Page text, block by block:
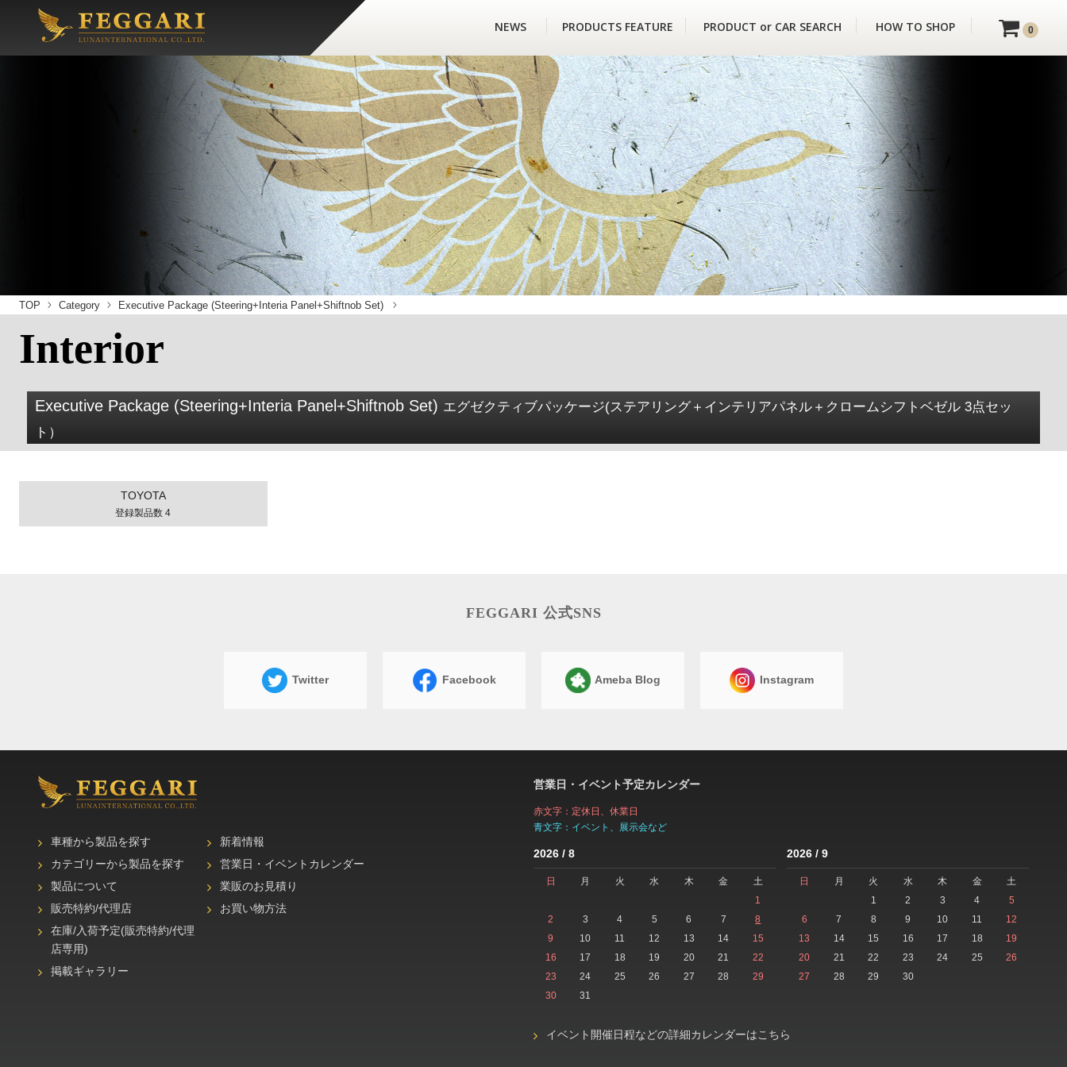
0
NEWS PRODUCTS FEATURE PRODUCT or CAR SEARCH HOW TO SHOP
TOP Category Executive Package (Steering+Interia Panel+Shiftnob Set)
Interior
Executive Package (Steering+Interia Panel+Shiftnob Set) エグゼクティブパッケージ(ステアリング＋インテリアパネル＋クロームシフトベゼル 3点セッ
ト）
TOYOTA
登録製品数 4
FEGGARI 公式SNS
Twitter Facebook Ameba Blog Instagram
車種から製品を探す
カテゴリーから製品を探す
製品について
販売特約/代理店
在庫/入荷予定(販売特約/代理
店専用)
掲載ギャラリー
新着情報
営業日・イベントカレンダー
業販のお見積り
お買い物方法
営業日・イベント予定カレンダー
赤文字：定休日、休業日
青文字：イベント、展示会など
2026 / 8
日 月 火 水 木 金
土
1
2
3 4 5 6 7
8
9
10 11 12 13 14
15
16
17 18 19 20 21
22
23
24 25 26 27 28
29
30
31
2026 / 9
日 月 火 水 木 金
土
1
2 3 4
5
6
7 8 9 10 11
12
13
14 15 16 17 18
19
20
21 22 23 24 25
26
27
28 29 30
イベント開催日程などの詳細カレンダーはこちら